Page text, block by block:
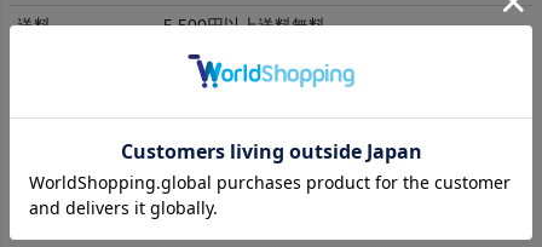
送料 5,500円以上送料無料
詳細はこちら)
身幅 肩幅 袖丈 着丈
M 52